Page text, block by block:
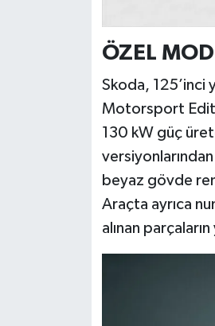
ÖZEL
Skoda, 125’inci
Motorsport
130 kW güç
beyaz gövde
Araçta ayrıca
alınan